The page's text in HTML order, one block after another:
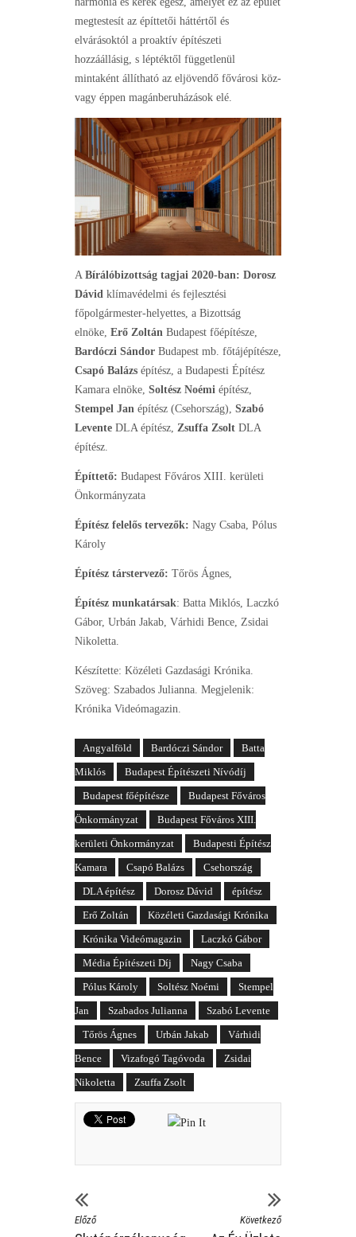
megtestesít az építtetői háttértől és
elvárásoktól a proaktív építészeti
hozzáállásig, s léptéktől függetlenül
mintaként állítható az eljövendő fővárosi köz-
vagy éppen magánberuházások elé.
A Bírálóbizottság tagjai 2020-ban: Dorosz
Dávid klímavédelmi és fejlesztési
főpolgármester-helyettes, a Bizottság
elnöke, Erő Zoltán Budapest főépítésze,
Bardóczi Sándor Budapest mb. főtájépítésze,
Csapó Balázs építész, a Budapesti Építész
Kamara elnöke, Soltész Noémi építész,
Stempel Jan építész (Csehország), Szabó
Levente DLA építész, Zsuffa Zsolt DLA
építész.
Építtető: Budapest Főváros XIII. kerületi
Önkormányzata
Építész felelős tervezők: Nagy Csaba, Pólus
Károly
Építész társtervező: Tőrös Ágnes,
Építész munkatársak: Batta Miklós, Laczkó
Gábor, Urbán Jakab, Várhidi Bence, Zsidai
Nikoletta.
Készítette: Közéleti Gazdasági Krónika.
Szöveg: Szabados Julianna. Megjelenik:
Krónika Videómagazin.
Angyalföld Bardóczi Sándor
Batta
Miklós
Budapest Építészeti Nívódíj
Budapest főépítésze
Budapest Főváros
Önkormányzat
Budapest Főváros XIII.
kerületi Önkormányzat
Budapesti Építész
Kamara
Csapó Balázs
Csehország
DLA építész
Dorosz Dávid
építész
Erő Zoltán
Közéleti Gazdasági Krónika
Krónika Videómagazin
Laczkó Gábor
Média Építészeti Díj
Nagy Csaba
Pólus Károly
Soltész Noémi
Stempel
Jan
Szabados Julianna
Szabó Levente
Tőrös Ágnes
Urbán Jakab
Várhidi
Bence
Vizafogó Tagóvoda
Zsidai
Nikoletta
Zsuffa Zsolt
Előző Következő